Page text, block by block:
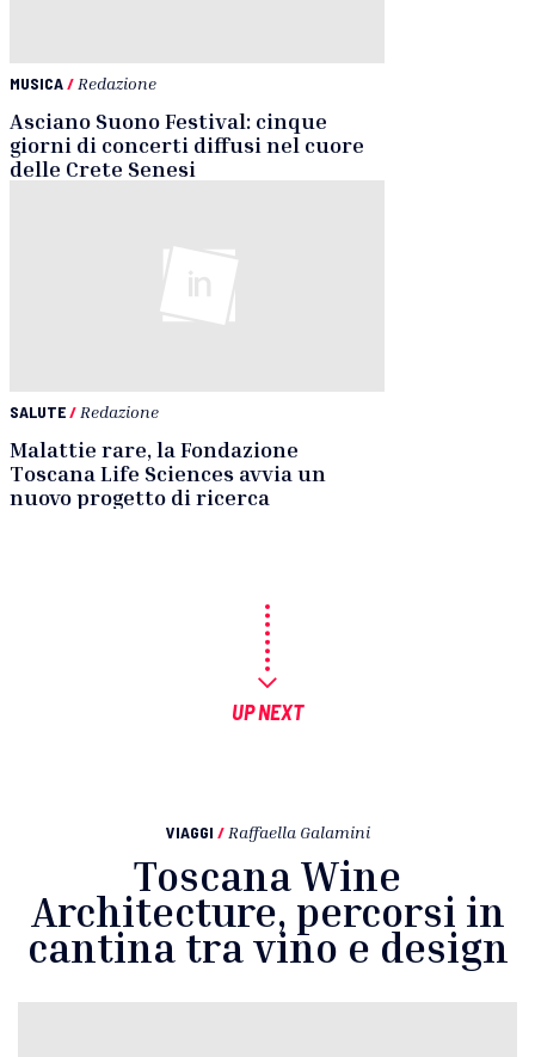
MUSICA/ Redazione
Asciano Suono Festival: cinque
giorni di concerti diffusi nel cuore
delle Crete Senesi
SALUTE/ Redazione
Malattie rare, la Fondazione
Toscana Life Sciences avvia un
nuovo progetto di ricerca
UP NEXT
VIAGGI / Raffaella Galamini
Toscana Wine
Architecture, percorsi in
cantina tra vino e design